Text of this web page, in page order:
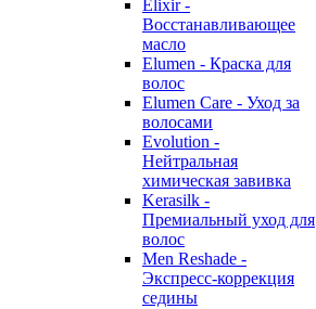
Elixir -
Восстанавливающее
масло
Elumen - Краска для
волос
Elumen Care - Уход за
волосами
Evolution -
Нейтральная
химическая завивка
Kerasilk -
Премиальный уход для
волос
Men Reshade -
Экспресс-коррекция
седины